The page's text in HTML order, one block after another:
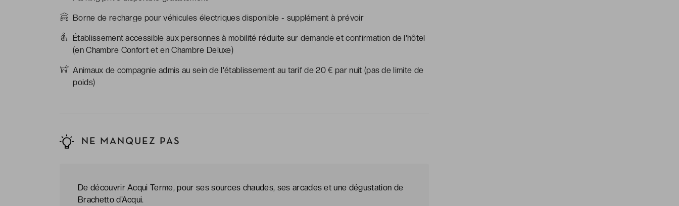
Borne de recharge pour véhicules électriques disponible - supplément à prévoir
Établissement accessible aux personnes à mobilité réduite sur demande et confirmation de l'hôtel
(en Chambre Confort et en Chambre Deluxe)
Animaux de compagnie admis au sein de l'établissement au tarif de 20 € par nuit (pas de limite de
poids)
NE MANQUEZ PAS
De découvrir Acqui Terme, pour ses sources chaudes, ses arcades et une dégustation de
Brachetto d'Acqui.